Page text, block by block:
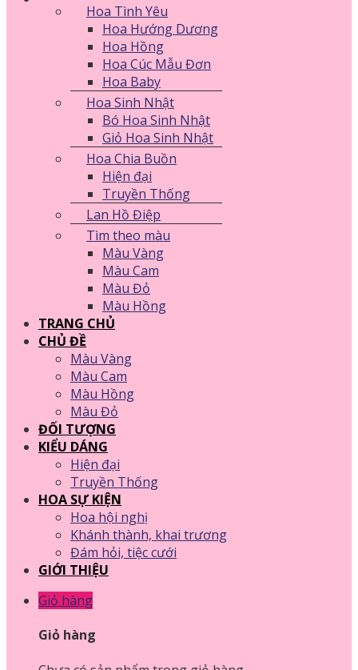
Hoa Tình Yêu
Hoa Hướng Dương
Hoa Hồng
Hoa Cúc Mẫu Đơn
Hoa Baby
Hoa Sinh Nhật
Bó Hoa Sinh Nhật
Giỏ Hoa Sinh Nhật
Hoa Chia Buồn
Hiện đại
Truyền Thống
Lan Hồ Điệp
Tìm theo màu
Màu Vàng
Màu Cam
Màu Đỏ
Màu Hồng
TRANG CHỦ
CHỦ ĐỀ
Màu Vàng
Màu Cam
Màu Hồng
Màu Đỏ
ĐỐI TƯỢNG
KIỂU DÁNG
Hiện đại
Truyền Thống
HOA SỰ KIỆN
Hoa hội nghị
Khánh thành, khai trương
Đám hỏi, tiệc cưới
GIỚI THIỆU
Giỏ hàng
Giỏ hàng